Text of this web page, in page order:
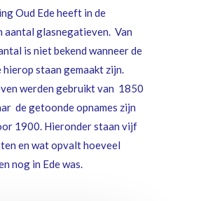
Oud Ede heeft in de
aantal glasnegatieven. Van
is niet bekend wanneer de
hierop staan gemaakt zijn.
werden gebruikt van 1850
de getoonde opnames zijn
1900. Hieronder staan vijf
en wat opvalt hoeveel
nog in Ede was.